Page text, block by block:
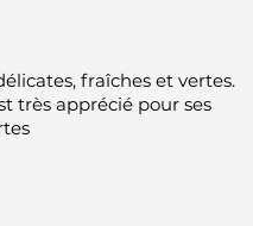
fraîches et vertes.
très apprécié pour ses